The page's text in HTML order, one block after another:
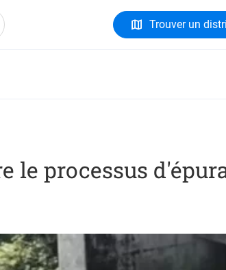
Trouver un
le processus